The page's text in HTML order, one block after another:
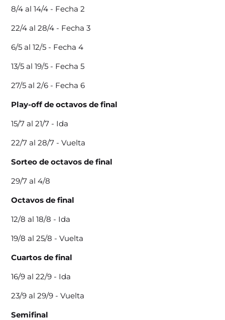
8/4 al 14/4 - Fecha 2
22/4 al 28/4 - Fecha 3
6/5 al 12/5 - Fecha 4
13/5 al 19/5 - Fecha 5
27/5 al 2/6 - Fecha 6
Play-off de octavos de final
15/7 al 21/7 - Ida
22/7 al 28/7 - Vuelta
Sorteo de octavos de final
29/7 al 4/8
Octavos de final
12/8 al 18/8 - Ida
19/8 al 25/8 - Vuelta
Cuartos de final
16/9 al 22/9 - Ida
23/9 al 29/9 - Vuelta
Semifinal